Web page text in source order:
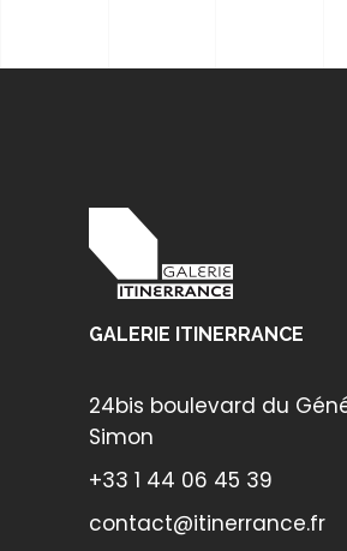
GALERIE ITINERRANCE
24bis boulevard du
Simon
+33 1 44 06 45 39
contact@itinerrance.fr